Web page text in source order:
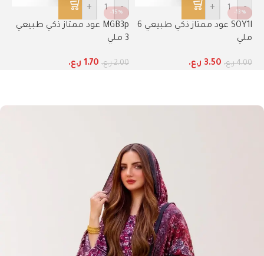
-13%
-
+
SOY1l عود ممتاز ذكي طبيعي 6
ملي
4.00 ر.ع. 3.50 ر.ع.
-15%
-
+
MGB3p عود ممتاز ذكي طبيعي
3 ملي
2.00 ر.ع. 1.70 ر.ع.